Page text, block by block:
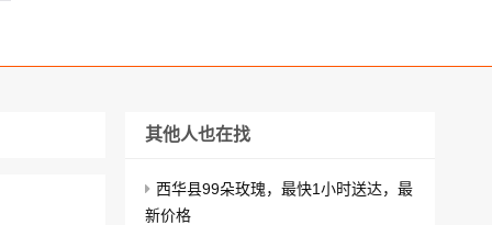
其他人也在找
西华县99朵玫瑰，最快1小时送达，最
新价格